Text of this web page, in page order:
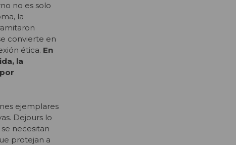
no es solo
la
convierte en
ética. En
la
ejemplares
Dejours lo
necesitan
protejan a